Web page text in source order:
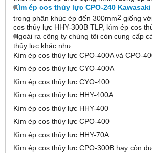
Kìm ép cos thủy lực CPO-240 Kawasaki
trong phân khúc ép đến 300mm2 giống
cos thủy lực HHY-300B TLP, kìm ép cos
Ngoài ra công ty chúng tôi còn cung cấp
thủy lực khác như:
Kìm ép cos thủy lực CPO-400A và CPO-
Kìm ép cos thủy lực CYO-400A
Kìm ép cos thủy lực CYO-400
Kìm ép cos thủy lực HHY-400A
Kìm ép cos thủy lực HHY-400
Kìm ép cos thủy lực CPO-400
Kìm ép cos thủy lực HHY-70A
Kìm ép cos thủy lực CPO-300B hay còn